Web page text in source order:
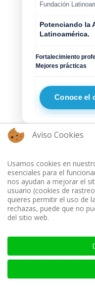
Fundación
Potenciando la
Latinoamérica.
Fortalecimiento
Mejores prácticas
Conoce el
Programa Intensivo:
ante el Comité de
Cursos en Vivo
Congreso
Aviso Cookies
Usamos cookies en
esenciales para el
nos ayudan a mejorar el
usuario (cookies de
quieres permitir el uso de
rechazas, puede que no
del sitio web.